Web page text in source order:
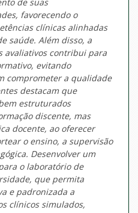
favorecendo o
clínicas alinhadas
saúde. Além disso, a
avaliativos contribui para
evitando
comprometer a qualidade
destacam que
estruturados
discente, mas
docente, ao oferecer
o ensino, a supervisão
Desenvolver um
o laboratório de
que permita
e padronizada a
clínicos simulados,